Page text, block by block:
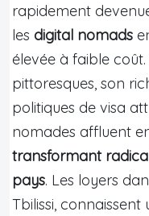
rapidement
les digital nomads
élevée à faible
pittoresques, son
politiques de visa
nomades affluent
transformant
pays. Les loyers
Tbilissi,